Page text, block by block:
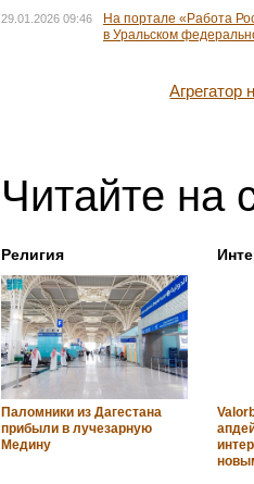
29.01.2026 09:46
На портале «Работа
в Уральском
Читайте на
Религия
Паломники из Дагестана
прибыли в лучезарную
Медину